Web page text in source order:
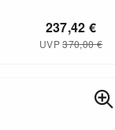
237,42€
UVP370,00€